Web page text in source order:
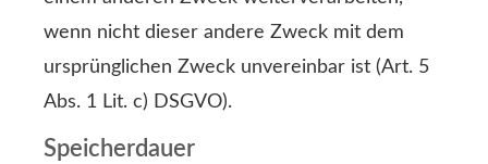
wenn nicht dieser andere Zweck mit dem
ursprünglichen Zweck unvereinbar ist (Art. 5
Abs. 1 Lit. c) DSGVO).
Speicherdauer